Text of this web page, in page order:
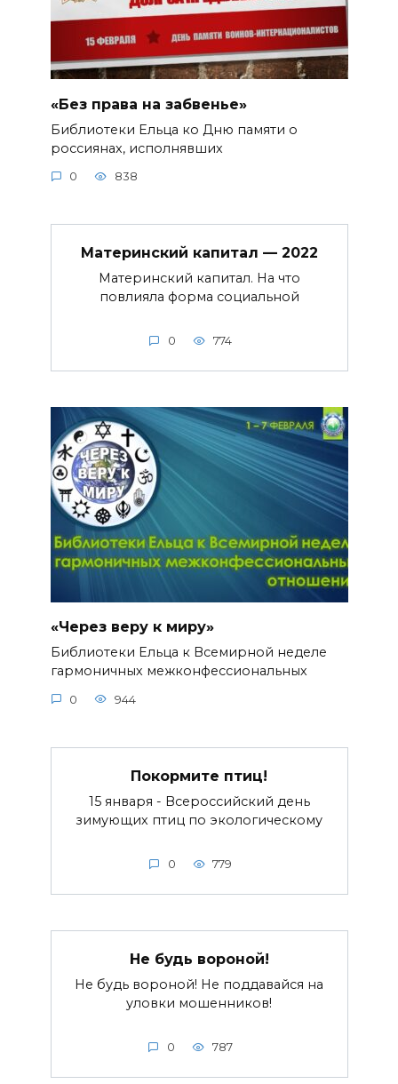
«Без права на забвенье»
Библиотеки Ельца ко Дню памяти о
россиянах, исполнявших
0 838
Материнский капитал — 2022
Материнский капитал. На что
повлияла форма социальной
0 774
«Через веру к миру»
Библиотеки Ельца к Всемирной неделе
гармоничных межконфессиональных
0 944
Покормите птиц!
15 января - Всероссийский день
зимующих птиц по экологическому
0 779
Не будь вороной!
Не будь вороной! Не поддавайся на
уловки мошенников!
0 787